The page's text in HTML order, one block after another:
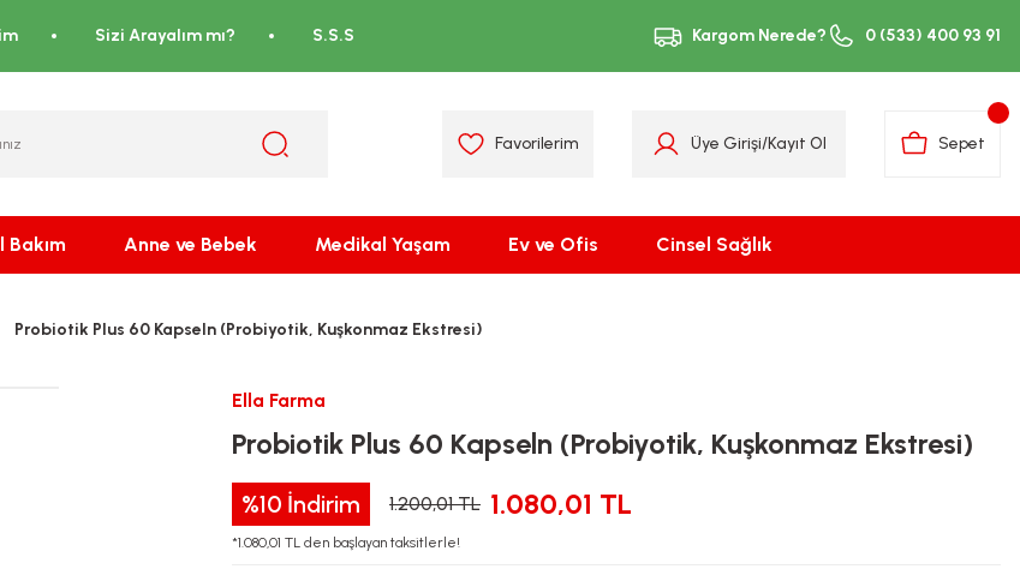
Sizi Arayalım mı? S.S.S Kargom Nerede? 0 (533) 400 93 91
Favorilerim Üye Girişi/Kayıt Ol Sepet
Bakım Anne ve Bebek Medikal Yaşam Ev ve Ofis Cinsel Sağlık
Probiotik Plus 60 Kapseln (Probiyotik, Kuşkonmaz Ekstresi)
Ella Farma
Probiotik Plus 60 Kapseln (Probiyotik, Kuşkonmaz Ekstresi)
%10 İndirim 1.200,01 TL 1.080,01 TL
*1.080,01 TL den başlayan taksitlerle!